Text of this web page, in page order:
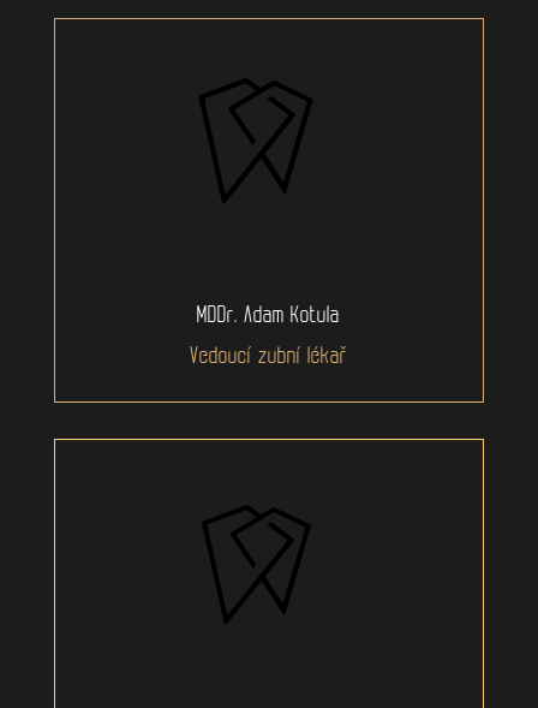
MDDr. Adam Kotula
Vedoucí zubní lékař